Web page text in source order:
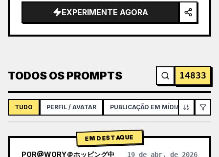
EXPERIMENTE AGORA
TODOS OS PROMPTS 14833
TUDO PERFIL / AVATAR PUBLICAÇÃO EM MÍDIAS SOCIAIS
EM DESTAQUE
POR@WORY＠ホッピング中 19 de abr. de 2026